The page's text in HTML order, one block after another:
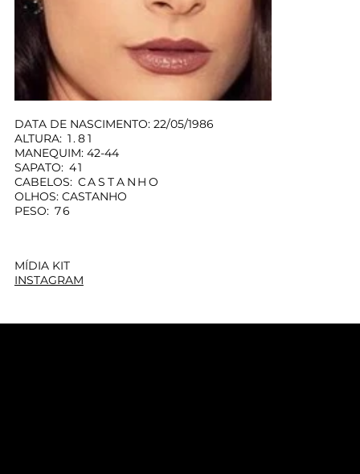
DATA DE NASCIMENTO: 22/05/1986
ALTURA:1.81
MANEQUIM: 42-44
SAPATO:41
CABELOS:CASTANHO
OLHOS: CASTANHO
PESO:76
MÍDIA KIT
INSTAGRAM